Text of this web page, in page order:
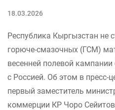
18.03.2026
Республика Кыргызстан не
горюче-смазочных (ГСМ)
весенней полевой
с Россией. Об этом в пресс-
первый заместитель
коммерции КР Чоро